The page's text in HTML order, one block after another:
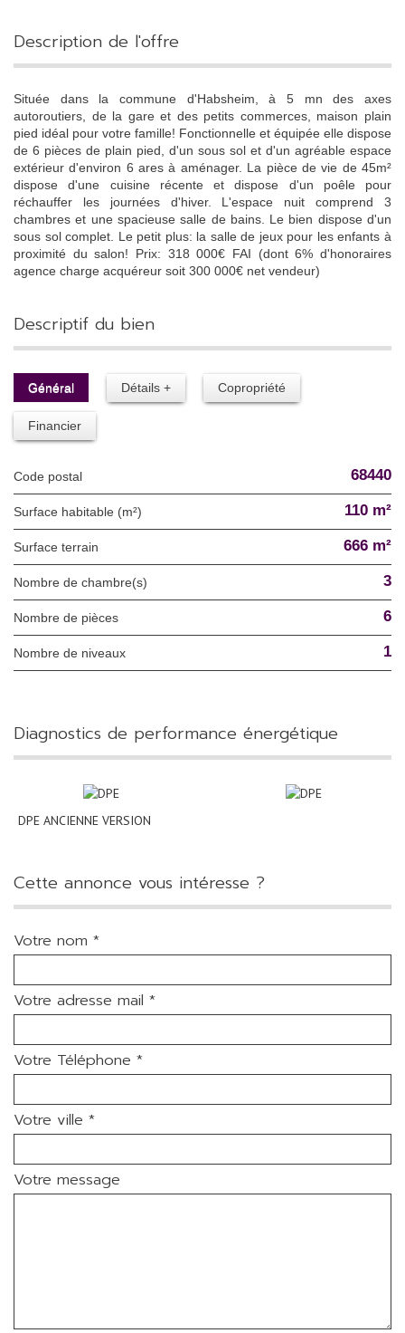
description de l'offre
Située dans la commune d'Habsheim, à 5 mn des axes
autoroutiers, de la gare et des petits commerces, maison plain
pied idéal pour votre famille! Fonctionnelle et équipée elle dispose
de 6 pièces de plain pied, d'un sous sol et d'un agréable espace
extérieur d'environ 6 ares à aménager. La pièce de vie de 45m²
dispose d'une cuisine récente et dispose d'un poêle pour
réchauffer les journées d'hiver. L'espace nuit comprend 3
chambres et une spacieuse salle de bains. Le bien dispose d'un
sous sol complet. Le petit plus: la salle de jeux pour les enfants à
proximité du salon! Prix: 318 000€ FAI (dont 6% d'honoraires
agence charge acquéreur soit 300 000€ net vendeur)
descriptif du bien
Général Détails + Copropriété
Financier
Code postal 68440
Surface habitable (m²) 110 m²
surface terrain 666 m²
Nombre de chambre(s) 3
Nombre de pièces 6
Nombre de niveaux 1
diagnostics de performance énergétique
DPE ANCIENNE VERSION
cette annonce vous intéresse ?
Votre nom *
Votre adresse mail *
Votre Téléphone *
Votre ville *
Votre message